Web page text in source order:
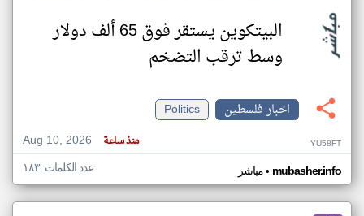
البيتكوين يستقر فوق 65 ألف دولار
وسط ترقب التضخم
اخبار فلسطين
Politics
Aug 10, 2026
منذ ساعة YU58FT
مباشر• mubasher.info عدد الكلمات: ١٨٣